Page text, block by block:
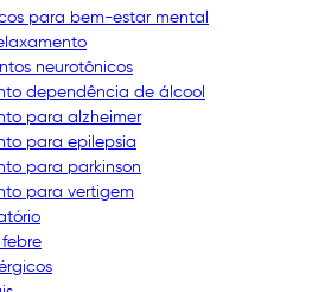
para bem-estar mental
neurotônicos
dependência de álcool
para alzheimer
para epilepsia
para parkinson
para vertigem